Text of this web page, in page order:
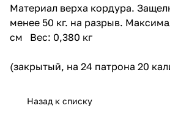
Материал верха кордура.
менее 50 кг. на разрыв.
см Вес: 0,380 кг
(закрытый, на 24 патрона 20
Назад к списку